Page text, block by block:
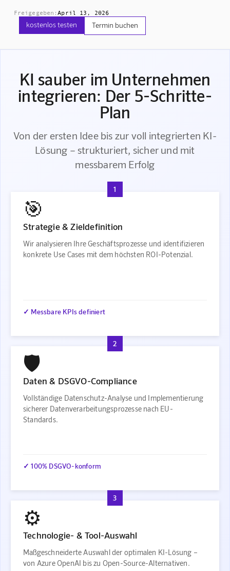
Freigegeben:April 13, 2026
kostenlos testen Termin buchen
KI sauber im Unternehmen
integrieren: Der 5-Schritte-
Plan
Von der ersten Idee bis zur voll integrierten KI-
Lösung – strukturiert, sicher und mit
messbarem Erfolg
1
🎯
Strategie & Zieldefinition
Wir analysieren Ihre Geschäftsprozesse und identifizieren
konkrete Use Cases mit dem höchsten ROI-Potenzial.
✓ Messbare KPIs definiert
2
🛡️
Daten & DSGVO-Compliance
Vollständige Datenschutz-Analyse und Implementierung
sicherer Datenverarbeitungsprozesse nach EU-
Standards.
✓ 100% DSGVO-konform
3
⚙️
Technologie- & Tool-Auswahl
Maßgeschneiderte Auswahl der optimalen KI-Lösung –
von Azure OpenAI bis zu Open-Source-Alternativen.